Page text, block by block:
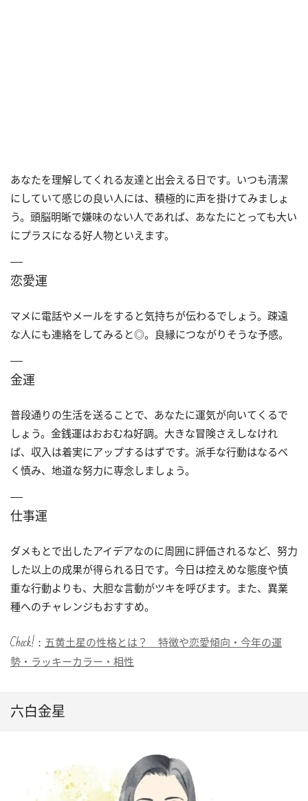
あなたを理解してくれる友達と出会える日です。いつも清潔
にしていて感じの良い人には、積極的に声を掛けてみましょ
う。頭脳明晰で嫌味のない人であれば、あなたにとっても大い
にプラスになる好人物といえます。
恋愛運
マメに電話やメールをすると気持ちが伝わるでしょう。疎遠
な人にも連絡をしてみると◎。良縁につながりそうな予感。
金運
普段通りの生活を送ることで、あなたに運気が向いてくるで
しょう。金銭運はおおむね好調。大きな冒険さえしなけれ
ば、収入は着実にアップするはずです。派手な行動はなるべ
く慎み、地道な努力に専念しましょう。
仕事運
ダメもとで出したアイデアなのに周囲に評価されるなど、努力
した以上の成果が得られる日です。今日は控えめな態度や慎
重な行動よりも、大胆な言動がツキを呼びます。また、異業
種へのチャレンジもおすすめ。
Check!： 五黄土星の性格とは？ 特徴や恋愛傾向・今年の運
勢・ラッキーカラー・相性
六白金星